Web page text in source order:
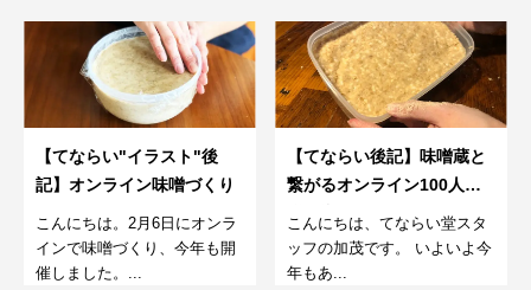
【てならい"イラスト"後
記】オンライン味噌づくり
こんにちは。2月6日にオンラ
インで味噌づくり、今年も開
催しました。...
【てならい後記】味噌蔵と
繋がるオンライン100人味
噌仕込み
こんにちは、てならい堂スタ
ッフの加茂です。 いよいよ今
年もあ...